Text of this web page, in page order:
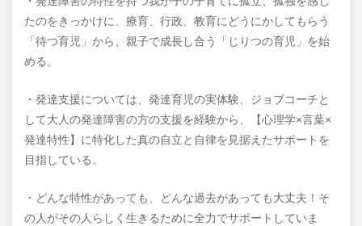
たのをきっかけに、療育、行政、教育にどうにかしてもらう
「待つ育児」から、親子で成長し合う「じりつの育児」を始
める。
・発達支援については、発達育児の実体験、ジョブコーチと
して大人の発達障害の方の支援を経験から、【心理学×言葉×
発達特性】に特化した真の自立と自律を見据えたサポートを
目指している。
・どんな特性があっても、どんな過去があっても大丈夫！そ
の人がその人らしく生きるために全力でサポートしていま